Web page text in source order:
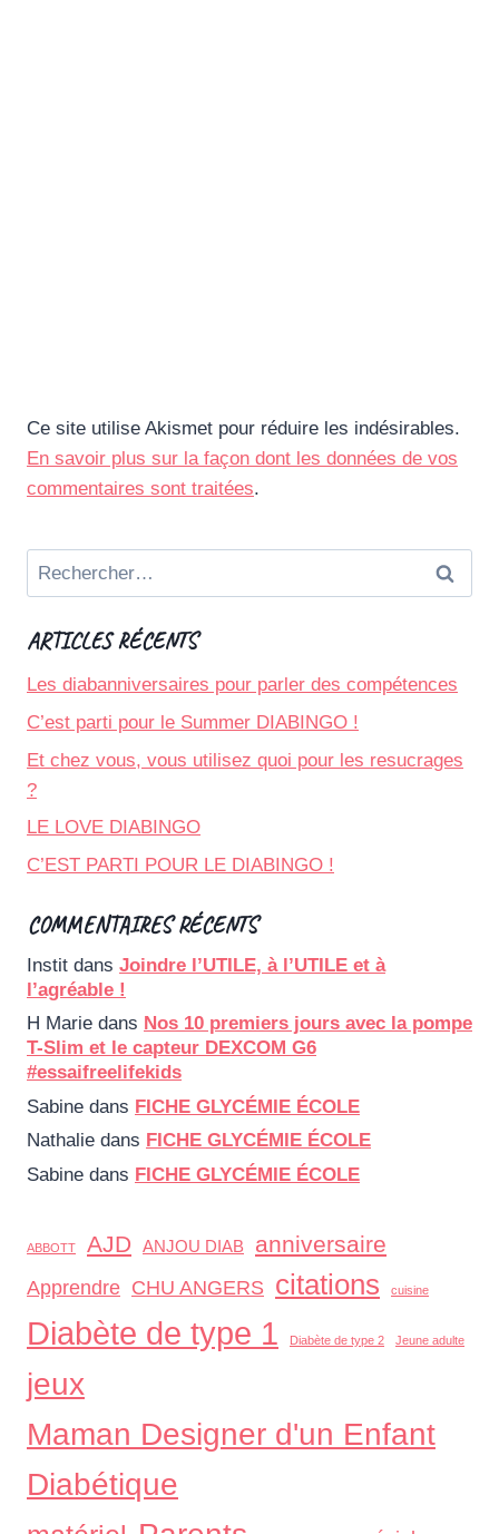
Ce site utilise Akismet pour réduire les indésirables.
En savoir plus sur la façon dont les données de vos
commentaires sont traitées.
Rechercher :
ARTICLES RÉCENTS
Les diabanniversaires pour parler des compétences
C’est parti pour le Summer DIABINGO !
Et chez vous, vous utilisez quoi pour les resucrages
?
LE LOVE DIABINGO
C’EST PARTI POUR LE DIABINGO !
COMMENTAIRES RÉCENTS
Instit dans Joindre l’UTILE, à l’UTILE et à
l’agréable !
H Marie dans Nos 10 premiers jours avec la pompe
T-Slim et le capteur DEXCOM G6
#essaifreelifekids
Sabine dans FICHE GLYCÉMIE ÉCOLE
Nathalie dans FICHE GLYCÉMIE ÉCOLE
Sabine dans FICHE GLYCÉMIE ÉCOLE
ABBOTT AJD ANJOU DIAB anniversaire
Apprendre CHU ANGERS citations cuisine
Diabète de type 1 Diabète de type 2 Jeune adulte
jeux
Maman Designer d'un Enfant
Diabétique